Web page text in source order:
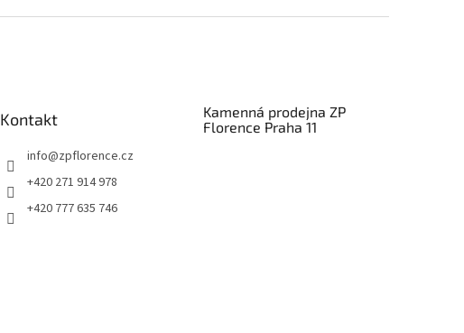
Kontakt
info@zpflorence.cz
+420 271 914 978
+420 777 635 746
Kamenná prodejna ZP
Florence Praha 11